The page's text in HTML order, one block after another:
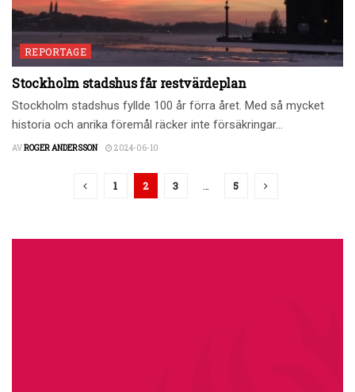
REPORTAGE
Stockholm stadshus får restvärdeplan
Stockholm stadshus fyllde 100 år förra året. Med så mycket
historia och anrika föremål räcker inte försäkringar...
AVROGER ANDERSSON 2024-06-10
1 2 3 … 5